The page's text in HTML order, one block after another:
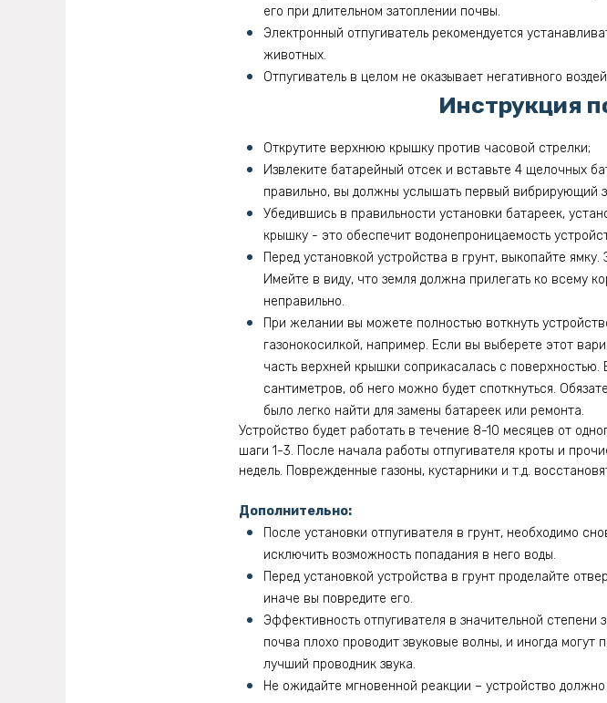
его при длительном затоплении почвы.
Электронный отпугиватель рекомендуется
животных.
Отпугиватель в целом не оказывает негативного
Инструкция
Открутите верхнюю крышку против часовой стрелки;
Извлеките батарейный отсек и вставьте 4 щелочных
правильно, вы должны услышать первый вибрирующий
Убедившись в правильности установки батареек,
крышку - это обеспечит водонепроницаемость
Перед установкой устройства в грунт, выкопайте
Имейте в виду, что земля должна прилегать ко всему
неправильно.
При желании вы можете полностью воткнуть
газонокосилкой, например. Если вы выберете этот
часть верхней крышки соприкасалась с
сантиметров, об него можно будет споткнуться.
было легко найти для замены батареек или ремонта.
Устройство будет работать в течение 8-10 месяцев от
шаги 1-3. После начала работы отпугивателя кроты и
недель. Поврежденные газоны, кустарники и т.д.
Дополнительно:
После установки отпугивателя в грунт, необходимо
исключить возможность попадания в него воды.
Перед установкой устройства в грунт проделайте
иначе вы повредите его.
Эффективность отпугивателя в значительной
почва плохо проводит звуковые волны, и иногда
лучший проводник звука.
Не ожидайте мгновенной реакции – устройство